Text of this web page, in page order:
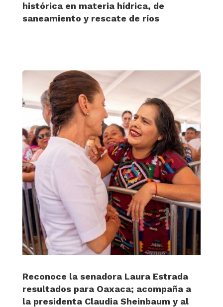
histórica en materia hídrica, de
saneamiento y rescate de ríos
Reconoce la senadora Laura Estrada
resultados para Oaxaca; acompaña a
la presidenta Claudia Sheinbaum y al